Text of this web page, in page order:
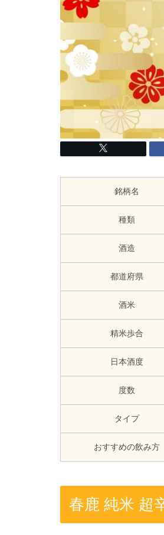
銘柄名
種類
酒造
都道府県
酒米
精米歩合
日本酒度
度数
タイプ
おすすめの飲み方
春鹿 純米 超